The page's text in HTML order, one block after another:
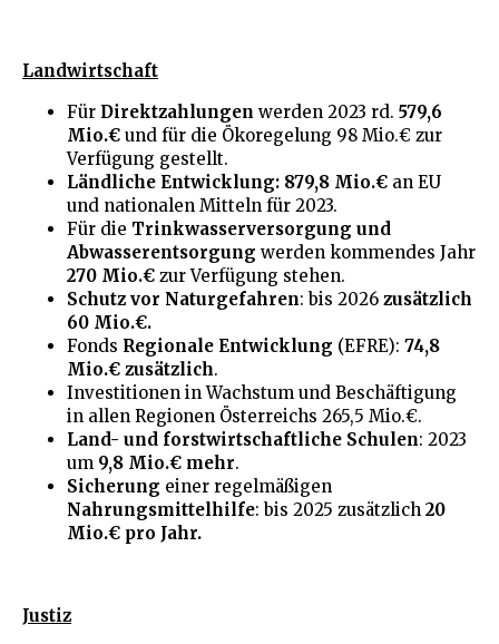
Landwirtschaft
Für Direktzahlungen werden 2023 rd. 579,6
Mio.€ und für die Ökoregelung 98 Mio.€ zur
Verfügung gestellt.
Ländliche Entwicklung: 879,8 Mio.€ an EU
und nationalen Mitteln für 2023.
Für die Trinkwasserversorgung und
Abwasserentsorgung werden kommendes Jahr
270 Mio.€ zur Verfügung stehen.
Schutz vor Naturgefahren: bis 2026 zusätzlich
60 Mio.€.
Fonds Regionale Entwicklung (EFRE): 74,8
Mio.€ zusätzlich.
Investitionen in Wachstum und Beschäftigung
in allen Regionen Österreichs 265,5 Mio.€.
Land- und forstwirtschaftliche Schulen: 2023
um 9,8 Mio.€ mehr.
Sicherung einer regelmäßigen
Nahrungsmittelhilfe: bis 2025 zusätzlich 20
Mio.€ pro Jahr.
Justiz